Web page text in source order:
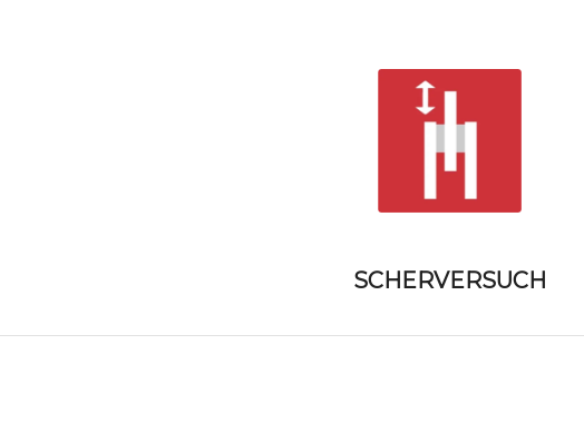
SCHERVERSUCH